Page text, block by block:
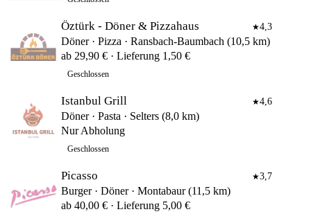
Öztürk - Döner & Pizzahaus ★4,3
Döner · Pizza · Ransbach-Baumbach (10,5 km)
ab 29,90 € · Lieferung 1,50 €
Geschlossen
Istanbul Grill ★4,6
Döner · Pasta · Selters (8,0 km)
Nur Abholung
Geschlossen
Picasso ★3,7
Burger · Döner · Montabaur (11,5 km)
ab 40,00 € · Lieferung 5,00 €